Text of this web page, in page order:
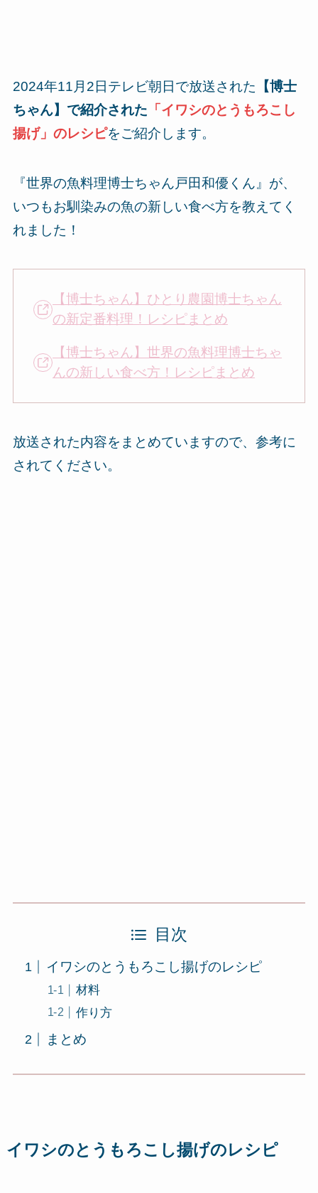
2024年11月2日テレビ朝日で放送された 【博士
ちゃん】で紹介された 「イワシのとうもろこし
揚げ」のレシピをご紹介します。
『世界の魚料理博士ちゃん戸田和優くん』が、
いつもお馴染みの魚の新しい食べ方を教えてく
れました！
【博士ちゃん】ひとり農園博士ちゃん
の新定番料理！レシピまとめ
【博士ちゃん】世界の魚料理博士ちゃ
んの新しい食べ方！レシピまとめ
放送された内容をまとめていますので、参考に
されてください。
目次
イワシのとうもろこし揚げのレシピ
材料
作り方
まとめ
イワシのとうもろこし揚げのレシピ